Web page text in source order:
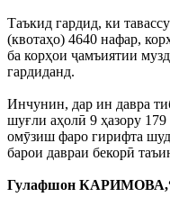
Таъкид гардид, ки
(квотаҳо) 4640 нафар,
ба корҳои ҷамъиятии
гардиданд.
Инчунин, дар ин давра
шуғли аҳолӣ 9 ҳазору
омӯзиш фаро гирифта
барои давраи бекорӣ
Гулафшон